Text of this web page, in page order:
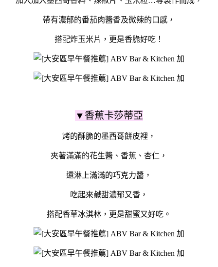
帶有濃郁的番茄肉醬香及微辣的口感，
搭配炸玉米片，更是香脆好吃！
▼香蕉卡莎蒂亞
烤的酥脆的墨西哥餅皮裡，
夾著滿滿的花生醬、香蕉、杏仁，
還淋上滿滿的巧克力醬，
吃起來鹹甜濃郁又香，
搭配香草冰淇林，更是甜蜜又好吃。